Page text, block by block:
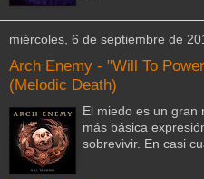
miércoles, 6 de septiembre de
Arch Enemy - "Will To
(Melodic Death)
El miedo es un gran
más básica
sobrevivir. En casi